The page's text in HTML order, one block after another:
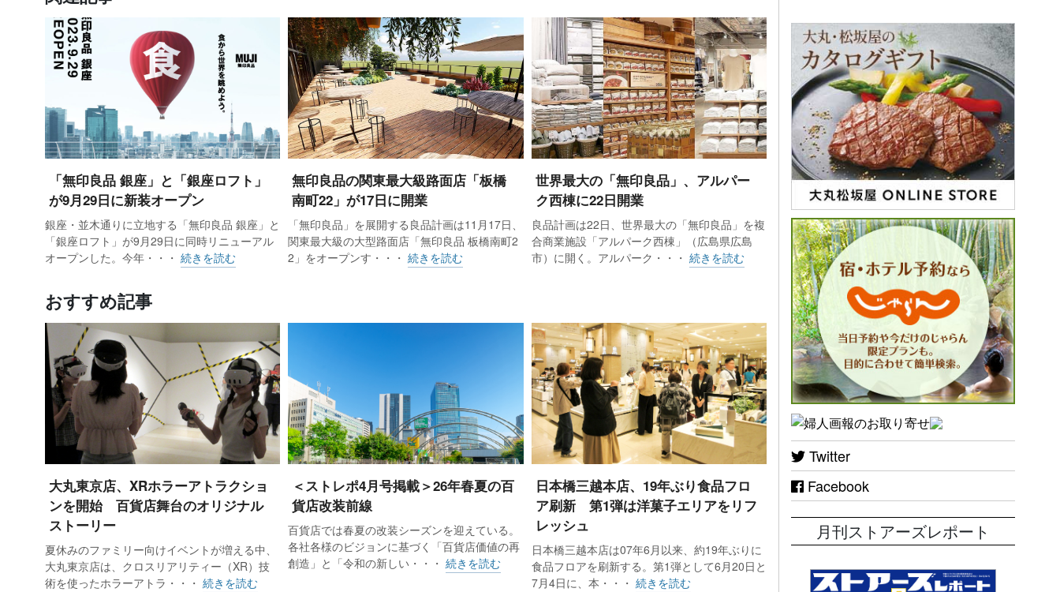
2階にリフォーム窓口を集めた住特化型の「無印良品 東京有
明」
20年12月3日にオープンした無印良品 東京有明は関東地方で最大規模の店舗。大型の無印良品の中に
は食に特化した大型店が目立っているが、東京有明の場合は住空間に特化している。良品計画東京有
明店長の松橋衆氏は「これからの小売りは単品の商売には限界があり、もっと暮らし方や働き方を快
適にする住空間が重要になる。この店は『空間を売る』を店舗コンセプトに、暮らしの全部が揃う百
貨店を超え、生活者・地域・社会にとって役立つ“百八貨店”を目指している」という。
1階～3階からなる東京有明に具現化したのは、食品からスプーン、靴下など無印良品の全ての商品を
しなんでも相談所」、一部屋単位で受け付ける部分リフォーム、顧客自ら部屋づくりができるDIYサ
ポート、全面リノベーションによる家づくりサービス、原寸大のモデルハウス「陽の家」も設置して
「無印良品の小屋」も紹介する。くらしなんでも相談所では東京有明独自のサービスとして「お片付
けサポート」がスタートした。このサポートは収納専門スタッフが自宅まで赴き相談に乗るもの。不
用品引き取りをはじめ、普段使わないものを一時的に一箱単位で預かるサービス、掃除の専門資格を
取得したスタッフが掃除の手伝いやアドバイスを行うなど、くらしの様々な困りごとに対応する。
2階ではこれだけにとどまらず、家・オフィス・商業施設・公共の4つの切り口で街づくりの提案も本
格的に開始。オフィスであれば2階に良品計画スタッフが働く環境を直に見ることができる見えるオ
フィスモデルスペースが設置され、テレワークや在宅ワークに合わせた多様な働き方に対応したオフ
ィスリノベーションを提案している。
「無印良品 銀座」と「銀座ロフト」
が9月29日に新装オープン
銀座・並木通りに立地する「無印良品 銀座」と
「銀座ロフト」が9月29日に同時リニューアル
オープンした。今年・・・ 続きを読む
無印良品の関東最大級路面店「板橋
南町22」が17日に開業
「無印良品」を展開する良品計画は11月17日、
関東最大級の大型路面店「無印良品 板橋南町2
2」をオープンす・・・続きを読む
世界最大の「無印良品」、アルパー
ク西棟に22日開業
良品計画は22日、世界最大の「無印良品」を複
合商業施設「アルパーク西棟」（広島県広島
市）に開く。アルパーク・・・ 続きを読む
おすすめ記事
大丸東京店、XRホラーアトラクショ
ンを開始 百貨店舞台のオリジナル
ストーリー
夏休みのファミリー向けイベントが増える中、
大丸東京店は、クロスリアリティー（XR）技
術を使ったホラーアトラ・・・ 続きを読む
＜ストレポ4月号掲載＞26年春夏の百
貨店改装前線
百貨店では春夏の改装シーズンを迎えている。
各社各様のビジョンに基づく「百貨店価値の再
創造」と「令和の新しい・・・続きを読む
日本橋三越本店、19年ぶり食品フロ
ア刷新 第1弾は洋菓子エリアをリフ
レッシュ
日本橋三越本店は07年6月以来、約19年ぶりに
食品フロアを刷新する。第1弾として6月20日と
7月4日に、本・・・ 続きを読む
Twitter
Facebook
月刊ストアーズレポート